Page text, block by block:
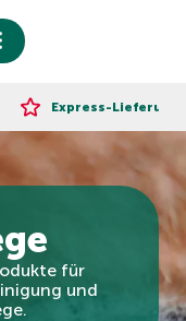
Express-Lieferung!
für
und